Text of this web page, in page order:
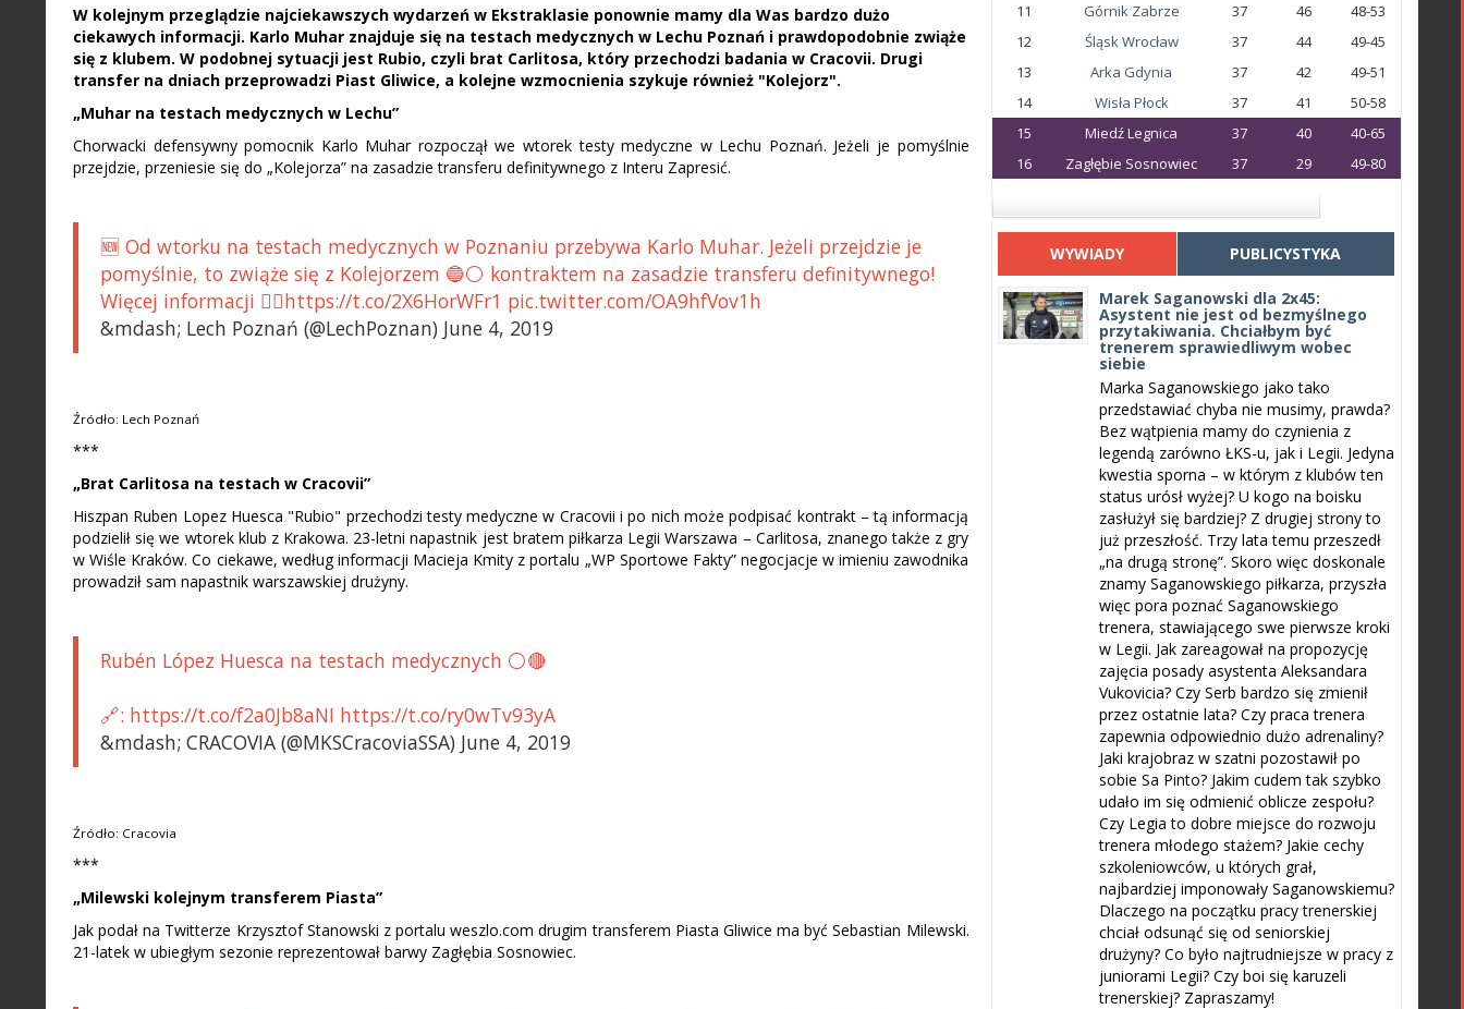
W kolejnym przeglądzie najciekawszych wydarzeń w Ekstraklasie ponownie mamy dla Was bardzo dużo
ciekawych informacji. Karlo Muhar znajduje się na testach medycznych w Lechu Poznań i prawdopodobnie zwiąże
się z klubem. W podobnej sytuacji jest Rubio, czyli brat Carlitosa, który przechodzi badania w Cracovii. Drugi
transfer na dniach przeprowadzi Piast Gliwice, a kolejne wzmocnienia szykuje również "Kolejorz".
„Muhar na testach medycznych w Lechu”
Chorwacki defensywny pomocnik Karlo Muhar rozpoczął we wtorek testy medyczne w Lechu Poznań. Jeżeli je pomyślnie
przejdzie, przeniesie się do „Kolejorza” na zasadzie transferu definitywnego z Interu Zapresić.
🆕 Od wtorku na testach medycznych w Poznaniu przebywa Karlo Muhar. Jeżeli przejdzie je
pomyślnie, to zwiąże się z Kolejorzem 🔵⚪️ kontraktem na zasadzie transferu definitywnego!
Więcej informacji 👇🏻https://t.co/2X6HorWFr1 pic.twitter.com/OA9hfVov1h
&mdash; Lech Poznań (@LechPoznan) June 4, 2019
Źródło: Lech Poznań
***
„Brat Carlitosa na testach w Cracovii”
Hiszpan Ruben Lopez Huesca "Rubio" przechodzi testy medyczne w Cracovii i po nich może podpisać kontrakt – tą informacją
podzielił się we wtorek klub z Krakowa. 23-letni napastnik jest bratem piłkarza Legii Warszawa – Carlitosa, znanego także z gry
w Wiśle Kraków. Co ciekawe, według informacji Macieja Kmity z portalu „WP Sportowe Fakty” negocjacje w imieniu zawodnika
prowadził sam napastnik warszawskiej drużyny.
Rubén López Huesca na testach medycznych ⚪️🔴
🔗: https://t.co/f2a0Jb8aNI https://t.co/ry0wTv93yA
&mdash; CRACOVIA (@MKSCracoviaSSA) June 4, 2019
Źródło: Cracovia
***
„Milewski kolejnym transferem Piasta”
Jak podał na Twitterze Krzysztof Stanowski z portalu weszlo.com drugim transferem Piasta Gliwice ma być Sebastian Milewski.
21-latek w ubiegłym sezonie reprezentował barwy Zagłębia Sosnowiec.
11
Górnik Zabrze 37 46
48-53
12
Śląsk Wrocław 37 44
49-45
13
Arka Gdynia 37 42
49-51
14
Wisła Płock 37 41
50-58
15
Miedź Legnica 37 40
40-65
16
Zagłębie Sosnowiec 37 29 49-80
WYWIADY PUBLICYSTYKA
Marek Saganowski dla 2x45:
Asystent nie jest od bezmyślnego
przytakiwania. Chciałbym być
trenerem sprawiedliwym wobec
siebie
Marka Saganowskiego jako tako
przedstawiać chyba nie musimy, prawda?
Bez wątpienia mamy do czynienia z
legendą zarówno ŁKS-u, jak i Legii. Jedyna
kwestia sporna – w którym z klubów ten
status urósł wyżej? U kogo na boisku
zasłużył się bardziej? Z drugiej strony to
już przeszłość. Trzy lata temu przeszedł
„na drugą stronę”. Skoro więc doskonale
znamy Saganowskiego piłkarza, przyszła
więc pora poznać Saganowskiego
trenera, stawiającego swe pierwsze kroki
w Legii. Jak zareagował na propozycję
zajęcia posady asystenta Aleksandara
Vukovicia? Czy Serb bardzo się zmienił
przez ostatnie lata? Czy praca trenera
zapewnia odpowiednio dużo adrenaliny?
Jaki krajobraz w szatni pozostawił po
sobie Sa Pinto? Jakim cudem tak szybko
udało im się odmienić oblicze zespołu?
Czy Legia to dobre miejsce do rozwoju
trenera młodego stażem? Jakie cechy
szkoleniowców, u których grał,
najbardziej imponowały Saganowskiemu?
Dlaczego na początku pracy trenerskiej
chciał odsunąć się od seniorskiej
drużyny? Co było najtrudniejsze w pracy z
juniorami Legii? Czy boi się karuzeli
trenerskiej? Zapraszamy!